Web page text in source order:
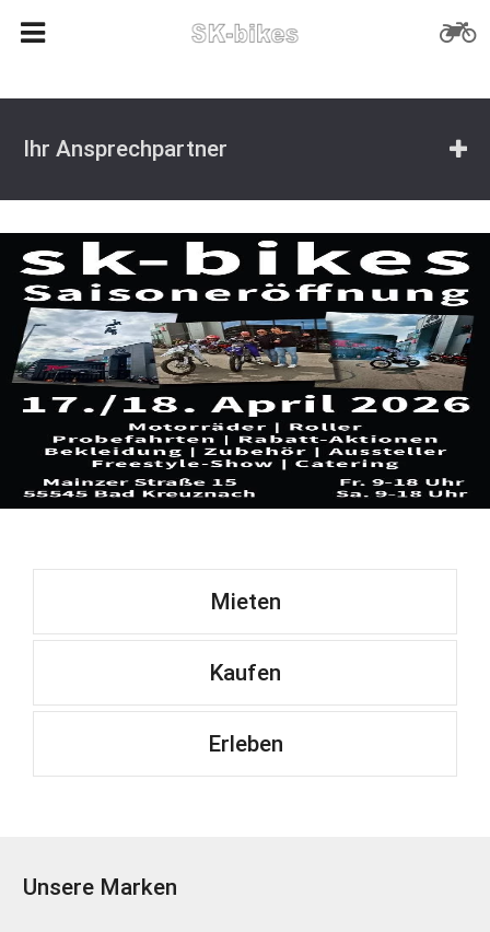
Ihr Ansprechpartner
Mieten
Kaufen
Erleben
Unsere Marken